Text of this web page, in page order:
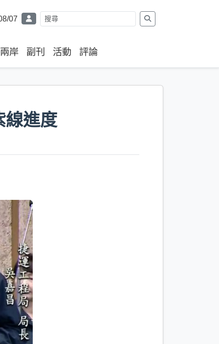
07
兩岸 副刊 活動 評論
線進度